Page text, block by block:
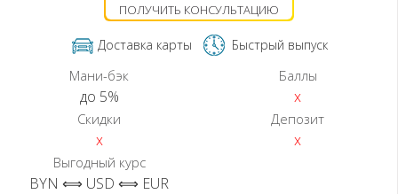
ПОЛУЧИТЬ КОНСУЛЬТАЦИЮ
Доставка карты Быстрый выпуск
Мани-бэк
до 5%
Баллы
x
Скидки
x
Депозит
x
Выгодный курс
BYN ⟺ USD ⟺ EUR